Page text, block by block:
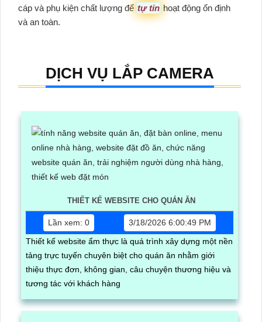
cáp và phụ kiện chất lượng để tự tin hoạt động ổn định
và an toàn.
DỊCH VỤ LẮP CAMERA
THIẾT KẾ WEBSITE CHO QUÁN ĂN
Lần xem: 0
3/18/2026 6:00:49 PM
Thiết kế website ẩm thực là quá trình xây dựng một nền
tảng trực tuyến chuyên biệt cho quán ăn nhằm giới
thiệu thực đơn, không gian, câu chuyện thương hiệu và
tương tác với khách hàng